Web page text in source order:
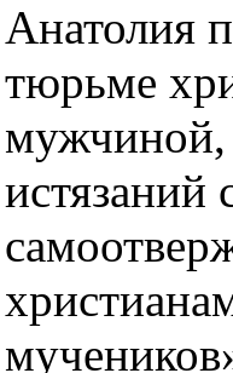
Анатолия
тюрьме
мужчиной,
истязаний